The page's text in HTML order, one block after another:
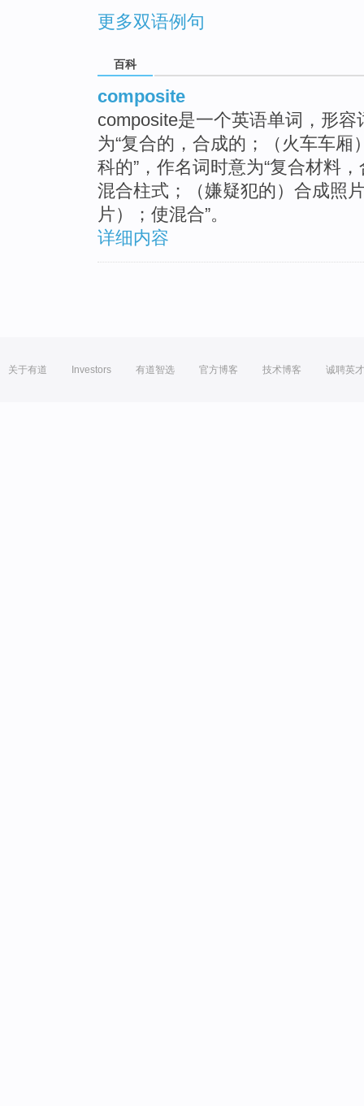
更多双语例句
百科
composite
composite是一个英语单词，形
为“复合的，合成的；（火车车
科的”，作名词时意为“复合材料
混合柱式；（嫌疑犯的）合成照
片）；使混合”。
详细内容
关于有道 Investors 有道智选 官方博客 技术博客 诚聘英才